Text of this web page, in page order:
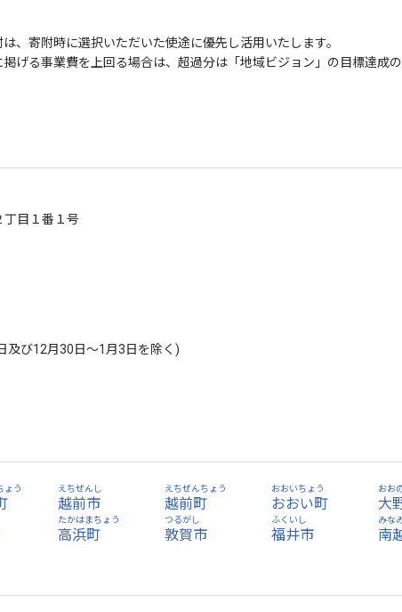
、寄附時に選択いただいた使途に優先し活用いたします。
げる事業費を上回る場合は、超過分は「地域ビジョン」の目標達成
目１番１号
び12月30日～1月3日を除く)
ょう
越前市
えちぜんし
越前町
えちぜんちょう
おおい町
おおいちょう
大
おお
高浜町
たかはまちょう
敦賀市
つるがし
福井市
ふくいし
南
みな